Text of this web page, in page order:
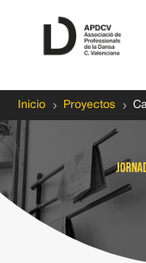
Inicio 5 Proyectos 5